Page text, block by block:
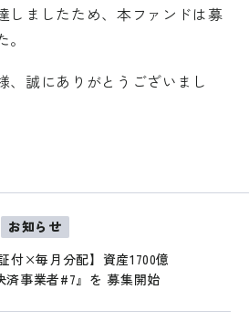
しましたため、本ファンドは募
、誠にありがとうございまし
お知らせ
付×毎月分配】資産1700億
済事業者#7』を 募集開始